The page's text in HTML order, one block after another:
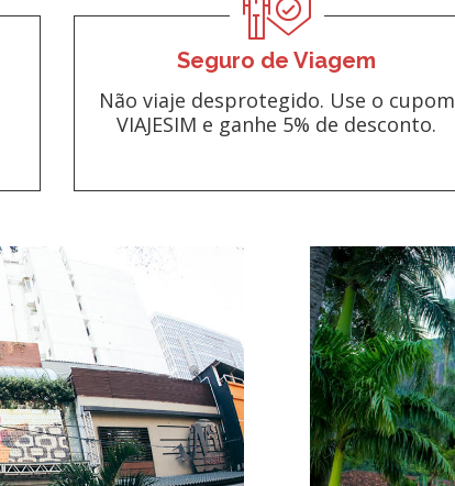
Seguro de Viagem
Não viaje desprotegido. Use o cupom
VIAJESIM e ganhe 5% de desconto.